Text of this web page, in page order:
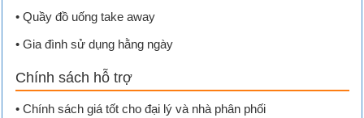
• Quầy đồ uống take away
• Gia đình sử dụng hằng ngày
Chính sách hỗ trợ
• Chính sách giá tốt cho đại lý và nhà phân phối